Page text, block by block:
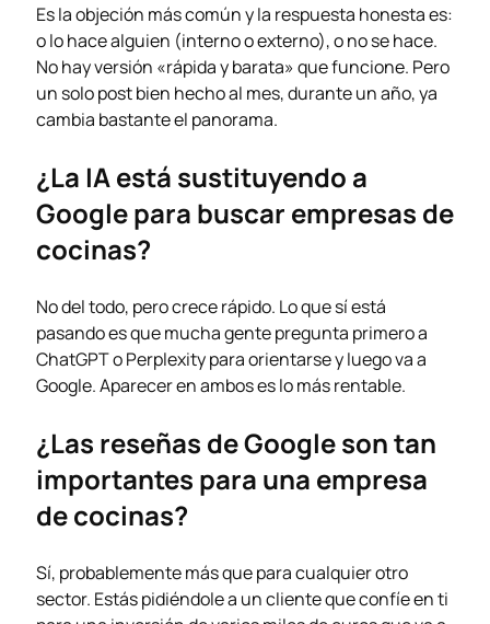
Es la objeción más común y la respuesta honesta es:
o lo hace alguien (interno o externo), o no se hace.
No hay versión «rápida y barata» que funcione. Pero
un solo post bien hecho al mes, durante un año, ya
cambia bastante el panorama.
¿La IA está sustituyendo a
Google para buscar empresas de
cocinas?
No del todo, pero crece rápido. Lo que sí está
pasando es que mucha gente pregunta primero a
ChatGPT o Perplexity para orientarse y luego va a
Google. Aparecer en ambos es lo más rentable.
¿Las reseñas de Google son tan
importantes para una empresa
de cocinas?
Sí, probablemente más que para cualquier otro
sector. Estás pidiéndole a un cliente que confíe en ti